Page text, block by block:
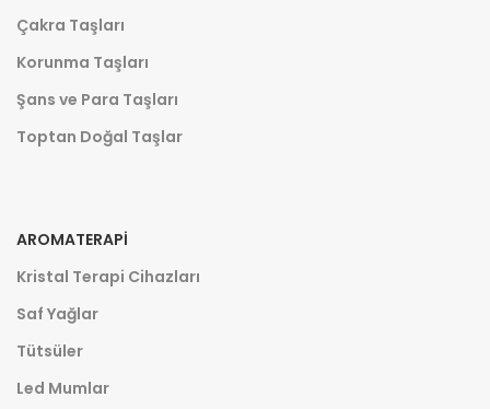
Çakra Taşları
Korunma Taşları
Şans ve Para Taşları
Toptan Doğal Taşlar
AROMATERAPI
Kristal Terapi Cihazları
Saf Yağlar
Tütsüler
Led Mumlar